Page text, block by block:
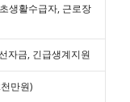
생활수급자, 근로장
자금, 긴급생계지원
만원)